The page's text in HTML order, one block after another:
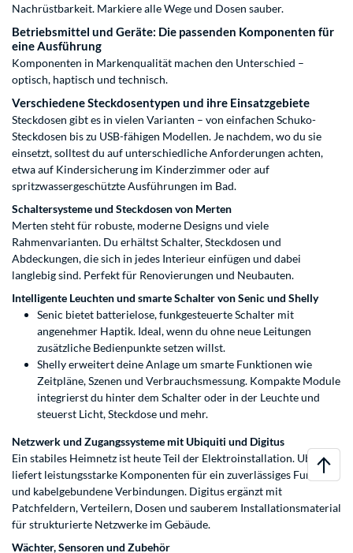
Nachrüstbarkeit. Markiere alle Wege und Dosen sauber.
Betriebsmittel und Geräte: Die passenden Komponenten für
eine Ausführung
Komponenten in Markenqualität machen den Unterschied –
optisch, haptisch und technisch.
Verschiedene Steckdosentypen und ihre Einsatzgebiete
Steckdosen gibt es in vielen Varianten – von einfachen Schuko-
Steckdosen bis zu USB-fähigen Modellen. Je nachdem, wo du sie
einsetzt, solltest du auf unterschiedliche Anforderungen achten,
etwa auf Kindersicherung im Kinderzimmer oder auf
spritzwassergeschützte Ausführungen im Bad.
Schaltersysteme und Steckdosen von Merten
Merten steht für robuste, moderne Designs und viele
Rahmenvarianten. Du erhältst Schalter, Steckdosen und
Abdeckungen, die sich in jedes Interieur einfügen und dabei
langlebig sind. Perfekt für Renovierungen und Neubauten.
Intelligente Leuchten und smarte Schalter von Senic und Shelly
Senic bietet batterielose, funkgesteuerte Schalter mit
angenehmer Haptik. Ideal, wenn du ohne neue Leitungen
zusätzliche Bedienpunkte setzen willst.
Shelly erweitert deine Anlage um smarte Funktionen wie
Zeitpläne, Szenen und Verbrauchsmessung. Kompakte Module
integrierst du hinter dem Schalter oder in der Leuchte und
steuerst Licht, Steckdose und mehr.
Netzwerk und Zugangssysteme mit Ubiquiti und Digitus
Ein stabiles Heimnetz ist heute Teil der Elektroinstallation. Ubiquiti
liefert leistungsstarke Komponenten für ein zuverlässiges Funknetz
und kabelgebundene Verbindungen. Digitus ergänzt mit
Patchfeldern, Verteilern, Dosen und sauberem Installationsmaterial
für strukturierte Netzwerke im Gebäude.
Wächter, Sensoren und Zubehör